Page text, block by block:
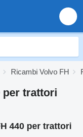
Ricambi Volvo FH
per trattori
440 per trattori